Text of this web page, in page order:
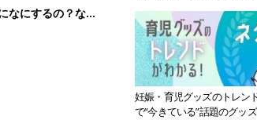
なにするの？なに
妊娠・育児グッズのトレン
で“今きている”話題のグッ